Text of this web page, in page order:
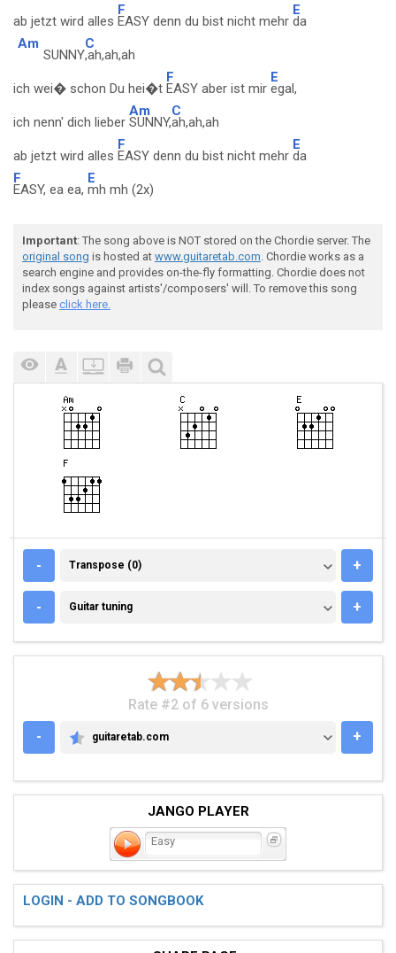
ab jetzt wird alles
F
EASY denn du bist nicht mehr
E
da
Am
SUNNY
C
,ah,ah,ah
ich wei� schon Du hei�t
F
EASY aber ist mir
E
egal,
ich nenn' dich lieber
Am
SUNNY,
C
ah,ah,ah
ab jetzt wird alles
F
EASY denn du bist nicht mehr
E
da
F
EASY, ea ea,
E
mh mh (2x)
Important: The song above is NOT stored on the Chordie server. The
original song is hosted at www.guitaretab.com. Chordie works as a
search engine and provides on-the-fly formatting. Chordie does not
index songs against artists'/composers' will. To remove this song
please click here.
- TRANSPOSE (0)
Transpose (0) +
- GUITAR TUNING
Guitar tuning +
Rate #2 of 6 versions
-
GUITARETAB.COM
guitaretab.com +
JANGO PLAYER
Easy
LOGIN - ADD TO SONGBOOK